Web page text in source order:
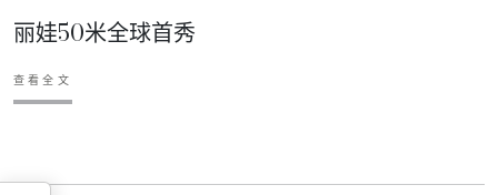
丽娃50米全球首秀
查看全文